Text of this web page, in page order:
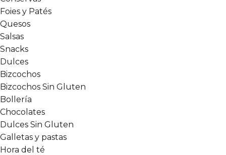
Foies y Patés
Quesos
Salsas
Snacks
Dulces
Bizcochos
Bizcochos Sin Gluten
Bollería
Chocolates
Dulces Sin Gluten
Galletas y pastas
Hora del té